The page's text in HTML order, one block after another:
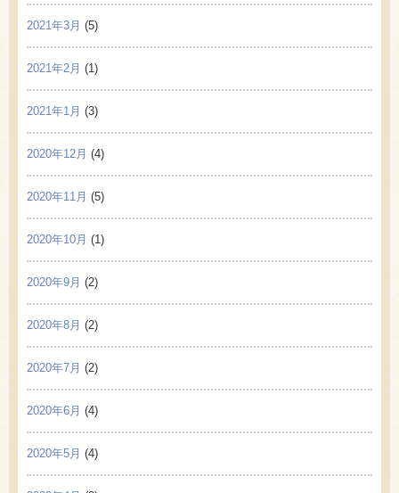
2021年3月 (5)
2021年2月 (1)
2021年1月 (3)
2020年12月 (4)
2020年11月 (5)
2020年10月 (1)
2020年9月 (2)
2020年8月 (2)
2020年7月 (2)
2020年6月 (4)
2020年5月 (4)